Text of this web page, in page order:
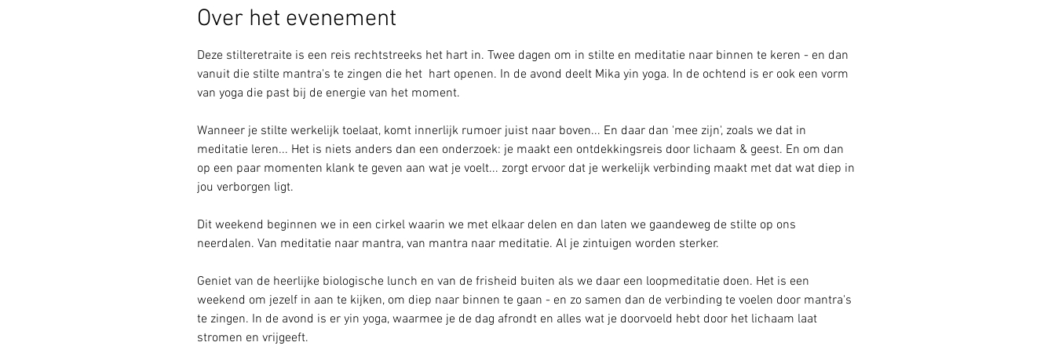
Over het evenement
Deze stilteretraite is een reis rechtstreeks het hart in. Twee dagen om in stilte en meditatie naar binnen te keren - en dan
vanuit die stilte mantra's te zingen die het  hart openen. In de avond deelt Mika yin yoga. In de ochtend is er ook een vorm
van yoga die past bij de energie van het moment.
Wanneer je stilte werkelijk toelaat, komt innerlijk rumoer juist naar boven... En daar dan 'mee zijn', zoals we dat in
meditatie leren... Het is niets anders dan een onderzoek: je maakt een ontdekkingsreis door lichaam & geest. En om dan
op een paar momenten klank te geven aan wat je voelt... zorgt ervoor dat je werkelijk verbinding maakt met dat wat diep in
jou verborgen ligt.
Dit weekend beginnen we in een cirkel waarin we met elkaar delen en dan laten we gaandeweg de stilte op ons
neerdalen. Van meditatie naar mantra, van mantra naar meditatie. Al je zintuigen worden sterker.
Geniet van de heerlijke biologische lunch en van de frisheid buiten als we daar een loopmeditatie doen. Het is een
weekend om jezelf in aan te kijken, om diep naar binnen te gaan - en zo samen dan de verbinding te voelen door mantra's
te zingen. In de avond is er yin yoga, waarmee je de dag afrondt en alles wat je doorvoeld hebt door het lichaam laat
stromen en vrijgeeft.